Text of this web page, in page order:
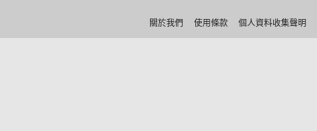
關於我們 使用條款 個人資料收集聲明